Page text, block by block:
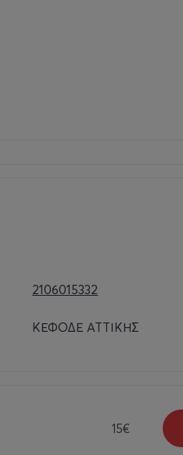
2106015332
ΚΕΦΟΔΕ ΑΤΤΙΚΗΣ
15€